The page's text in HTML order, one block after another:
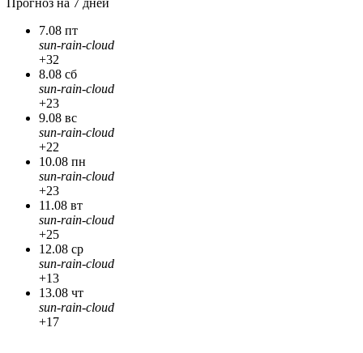
Прогноз на 7 дней
7.08 пт
sun-rain-cloud
+32
8.08 сб
sun-rain-cloud
+23
9.08 вс
sun-rain-cloud
+22
10.08 пн
sun-rain-cloud
+23
11.08 вт
sun-rain-cloud
+25
12.08 ср
sun-rain-cloud
+13
13.08 чт
sun-rain-cloud
+17